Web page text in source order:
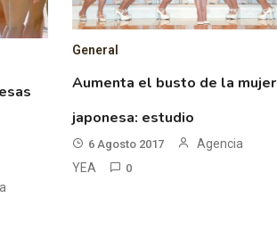
General
Aumenta el busto de la mujer
japonesa: estudio
6 Agosto 2017
Agencia
YEA
0